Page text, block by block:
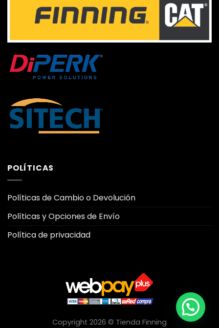
POLÍTICAS
Políticas de Cambio o Devolución
Políticas y Opciones de Envío
Política de privacidad
Copyright 2026 © Tienda Finning